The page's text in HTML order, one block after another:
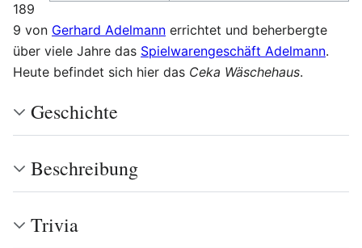
189
9 von Gerhard Adelmann errichtet und beherbergte
über viele Jahre das Spielwarengeschäft Adelmann.
Heute befindet sich hier das Ceka Wäschehaus.
Geschichte
Beschreibung
Trivia